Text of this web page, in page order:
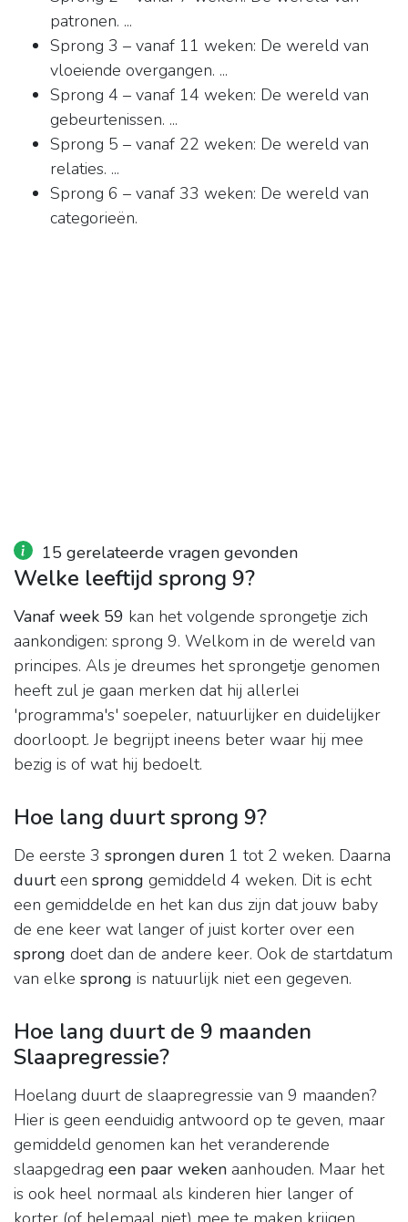
patronen. ...
Sprong 3 – vanaf 11 weken: De wereld van
vloeiende overgangen. ...
Sprong 4 – vanaf 14 weken: De wereld van
gebeurtenissen. ...
Sprong 5 – vanaf 22 weken: De wereld van
relaties. ...
Sprong 6 – vanaf 33 weken: De wereld van
categorieën.
15 gerelateerde vragen gevonden
Welke leeftijd sprong 9?
Vanaf week 59 kan het volgende sprongetje zich
aankondigen: sprong 9. Welkom in de wereld van
principes. Als je dreumes het sprongetje genomen
heeft zul je gaan merken dat hij allerlei
'programma's' soepeler, natuurlijker en duidelijker
doorloopt. Je begrijpt ineens beter waar hij mee
bezig is of wat hij bedoelt.
Hoe lang duurt sprong 9?
De eerste 3 sprongen duren 1 tot 2 weken. Daarna
duurteen sprong gemiddeld 4 weken. Dit is echt
een gemiddelde en het kan dus zijn dat jouw baby
de ene keer wat langer of juist korter over een
sprong doet dan de andere keer. Ook de startdatum
van elke sprong is natuurlijk niet een gegeven.
Hoe lang duurt de 9 maanden
Slaapregressie?
Hoelang duurt de slaapregressie van 9 maanden?
Hier is geen eenduidig antwoord op te geven, maar
gemiddeld genomen kan het veranderende
slaapgedrag een paar weken aanhouden. Maar het
is ook heel normaal als kinderen hier langer of